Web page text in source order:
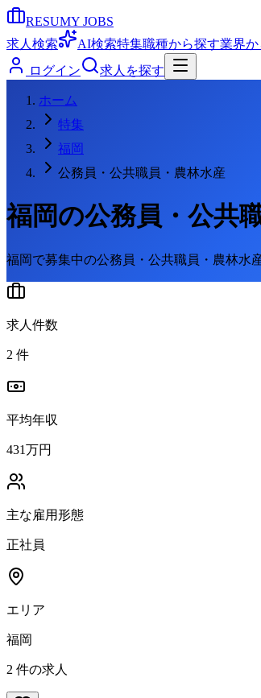
RESUMY JOBS
求人検索
AI検索特集職種から探す業界
ログイン
求人を探す
ホーム
特集
福岡
公務員・公共職員・農林水産
福岡の公務員・公共
福岡で募集中の公務員・公共職員・農林水
求人件数
2 件
平均年収
431万円
主な雇用形態
正社員
エリア
福岡
2 件の求人